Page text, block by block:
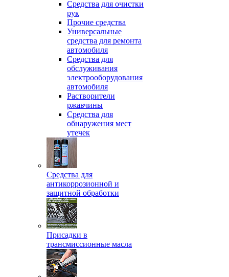
Средства для очистки
рук
Прочие средства
Универсальные
средства для ремонта
автомобиля
Средства для
обслуживания
электрооборудования
автомобиля
Растворители
ржавчины
Средства для
обнаружения мест
утечек
Средства для
антикоррозионной и
защитной обработки
Присадки в
трансмиссионные масла